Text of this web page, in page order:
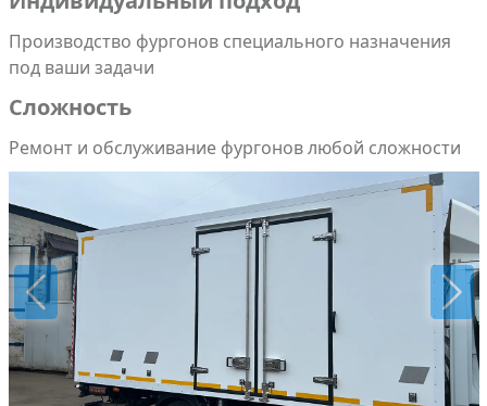
Previous Next
Производство фургонов специального назначения
под ваши задачи
Сложность
Ремонт и обслуживание фургонов любой сложности